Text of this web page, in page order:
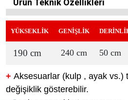
YÜKSEKLİK GENİŞLİK
190 cm 240 cm 50 cm
+ Aksesuarlar (kulp , ayak vs.)
değişiklik gösterebilir.